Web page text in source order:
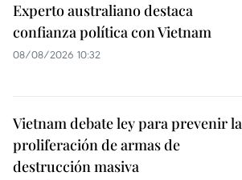
Experto australiano destaca
confianza política con Vietnam
08/08/2026 10:32
Vietnam debate ley para prevenir la
proliferación de armas de
destrucción masiva